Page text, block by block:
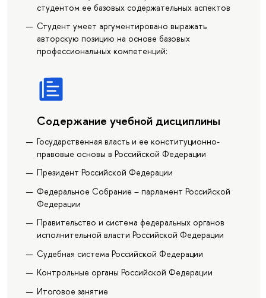
студентом ее базовых содержательных аспектов
Студент умеет аргументировано выражать
авторскую позицию на основе базовых
профессиональных компетенций:
Содержание учебной дисциплины
Государственная власть и ее конституционно-
правовые основы в Российской Федерации
Президент Российской Федерации
Федеральное Собрание – парламент Российской
Федерации
Правительство и система федеральных органов
исполнительной власти Российской Федерации
Судебная система Российской Федерации
Контрольные органы Российской Федерации
Итоговое занятие